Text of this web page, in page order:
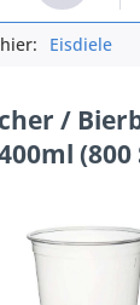
Eisdiele
/
(800